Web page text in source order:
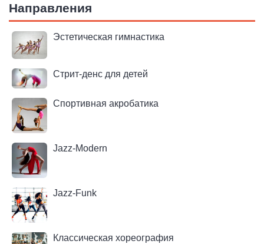
Направления
Эстетическая гимнастика
Стрит-денс для детей
Спортивная акробатика
Jazz-Modern
Jazz-Funk
Классическая хореография